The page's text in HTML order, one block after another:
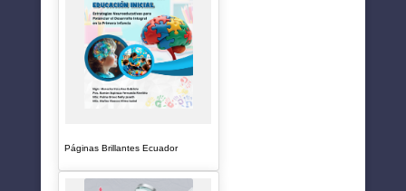
Páginas Brillantes Ecuador